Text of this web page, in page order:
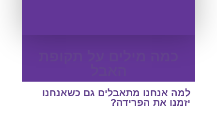
למה אנחנו מתאבלים גם כשאנחנו
יזמנו את הפרידה?